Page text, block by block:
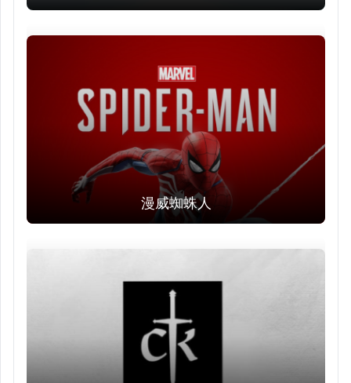
漫威蜘蛛人